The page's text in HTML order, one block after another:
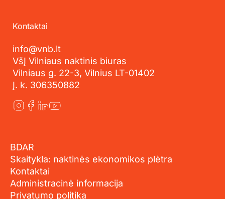
Kontaktai
info@vnb.lt
VšĮ Vilniaus naktinis biuras
Vilniaus g. 22-3, Vilnius LT-01402
Į. k. 306350882
BDAR
Skaitykla: naktinės ekonomikos plėtra
Kontaktai
Administracinė informacija
Privatumo politika